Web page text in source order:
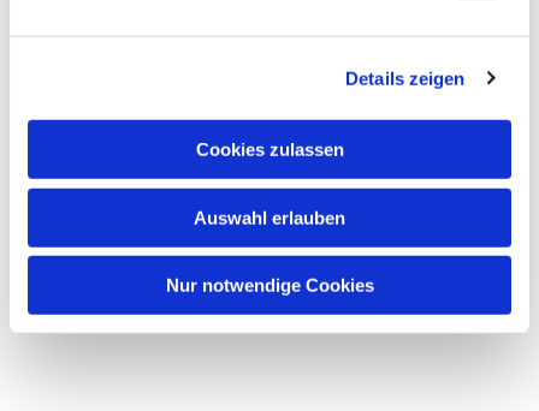
Details zeigen
Cookies zulassen
Auswahl erlauben
Nur notwendige Cookies